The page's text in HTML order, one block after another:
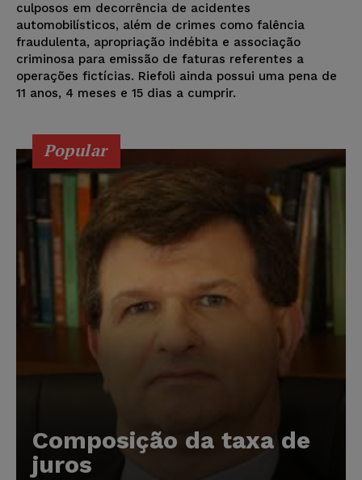
culposos em decorrência de acidentes
automobilísticos, além de crimes como falência
fraudulenta, apropriação indébita e associação
criminosa para emissão de faturas referentes a
operações fictícias. Riefoli ainda possui uma pena de
11 anos, 4 meses e 15 dias a cumprir.
Popular
Composição da taxa de
juros